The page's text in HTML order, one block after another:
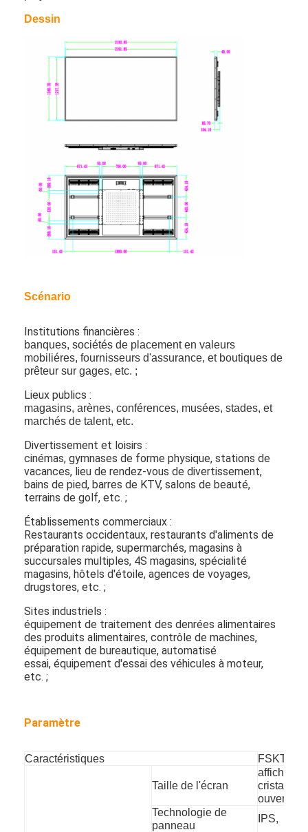
Au sujet de nous
Visite d'usine
Discuter Maintenant
Affichage d'affichage à cristaux liquides de fenêtre
double écran dégrossi d'affichage à cristaux liquides
petit panneau d'affichage à cristaux liquides
Panneau lisible d'affichage à cristaux liquides de lumière du
Affichage à cristaux liquides élevé de Tni
Panneau d'affichage à cristaux liquides de cadre ouvert
Affichage à cristaux liquides optiquement métallisé
Moniteur d'affichage à cristaux liquides de cadre ouvert
Panneau d'intérieur de menu de Digital
Signage d'intérieur de Digital
Signage imperméable de Digital
Affiche extérieure de Digital
Panneau étiré d'affichage à cristaux liquides
Dessin
Scénario
Institutions financières :
banques, sociétés de placement en valeurs
mobiliéres, fournisseurs d'assurance, et boutiques de
prêteur sur gages, etc. ;
Lieux publics :
magasins, arènes, conférences, musées, stades, et
marchés de talent, etc.
Divertissement et loisirs :
cinémas, gymnases de forme physique, stations de
vacances, lieu de rendez-vous de divertissement,
bains de pied, barres de KTV, salons de beauté,
terrains de golf, etc. ;
Établissements commerciaux :
Restaurants occidentaux, restaurants d'aliments de
préparation rapide, supermarchés, magasins à
succursales multiples, 4S magasins, spécialité
magasins, hôtels d'étoile, agences de voyages,
drugstores, etc. ;
Sites industriels :
équipement de traitement des denrées alimentaires
des produits alimentaires, contrôle de machines,
équipement de bureautique, automatisé
essai, équipement d'essai des véhicules à moteur,
etc. ;
Paramètre
Caractéristiques FSKT980
Taille de l'écran
affichage
cristaux
ouvert
Technologie de
panneau
IPS,